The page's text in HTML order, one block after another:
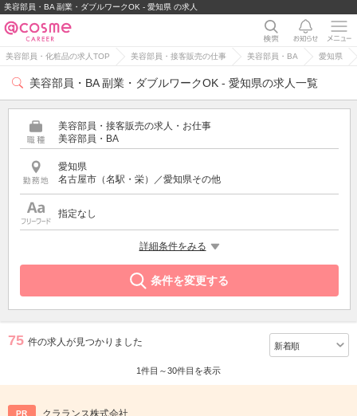
美容部員・BA 副業・ダブルワークOK - 愛知県 の求人
美容部員・化粧品の求人TOP 美容部員・接客販売の仕事 美容部員・BA 愛知県
美容部員・BA 副業・ダブルワークOK - 愛知県の求人一覧
美容部員・接客販売の求人・お仕事
美容部員・BA
愛知県
名古屋市（名駅・栄）／愛知県その他
指定なし
詳細条件をみる
条件を変更する
75 件の求人が見つかりました
1件目～30件目を表示
PR クラランス株式会社